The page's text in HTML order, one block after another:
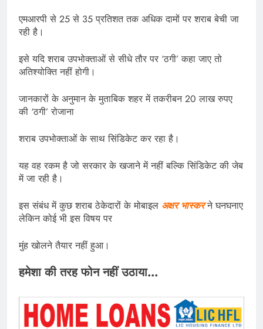
एमआरपी से 25 से 35 प्रतिशत तक अधिक दामों पर शराब बेची जा
रही है।
इसे यदि शराब उपभोक्ताओं से सीधे तौर पर ‘ठगी’ कहा जाए तो
अतिश्योक्ति नहीं होगी।
जानकारों के अनुमान के मुताबिक शहर में तकरीबन 20 लाख रुपए
की ‘ठगी’ रोजाना
शराब उपभोक्ताओं के साथ सिंडिकेट कर रहा है।
यह वह रकम है जो सरकार के खजाने में नहीं बल्कि सिंडिकेट की जेब
में जा रही है।
इस संबंध में कुछ शराब ठेकेदारों के मोबाइल अक्षर भास्कर ने घनघनाए
लेकिन कोई भी इस विषय पर
मुंह खोलने तैयार नहीं हुआ।
हमेशा की तरह फोन नहीं उठाया…